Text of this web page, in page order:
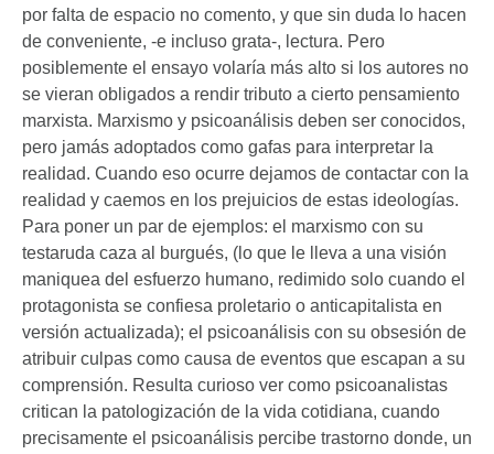
por falta de espacio no comento, y que sin duda lo hacen
de conveniente, -e incluso grata-, lectura. Pero
posiblemente el ensayo volaría más alto si los autores no
se vieran obligados a rendir tributo a cierto pensamiento
marxista. Marxismo y psicoanálisis deben ser conocidos,
pero jamás adoptados como gafas para interpretar la
realidad. Cuando eso ocurre dejamos de contactar con la
realidad y caemos en los prejuicios de estas ideologías.
Para poner un par de ejemplos: el marxismo con su
testaruda caza al burgués, (lo que le lleva a una visión
maniquea del esfuerzo humano, redimido solo cuando el
protagonista se confiesa proletario o anticapitalista en
versión actualizada); el psicoanálisis con su obsesión de
atribuir culpas como causa de eventos que escapan a su
comprensión. Resulta curioso ver como psicoanalistas
critican la patologización de la vida cotidiana, cuando
precisamente el psicoanálisis percibe trastorno donde, un